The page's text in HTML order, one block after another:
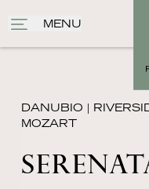
MENU
DANUBIO |
MOZART